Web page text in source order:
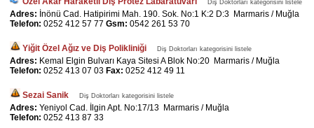
Diş Doktorları kategorisini listele
Adres: İnönü Cad. Hatipirimi Mah. 190. Sok. No:1 K:2 D:3 Marmaris / Muğla
Telefon: 0252 412 57 77 Gsm: 0542 261 53 70
Yiğit Özel Ağız ve Diş Polikliniği Diş Doktorları kategorisini listele
Adres: Kemal Elgin Bulvarı Kaya Sitesi A Blok No:20 Marmaris / Muğla
Telefon: 0252 413 07 03 Fax: 0252 412 49 11
Sezai Sanik Diş Doktorları kategorisini listele
Adres: Yeniyol Cad. İlgin Apt. No:17/13 Marmaris / Muğla
Telefon: 0252 413 87 33